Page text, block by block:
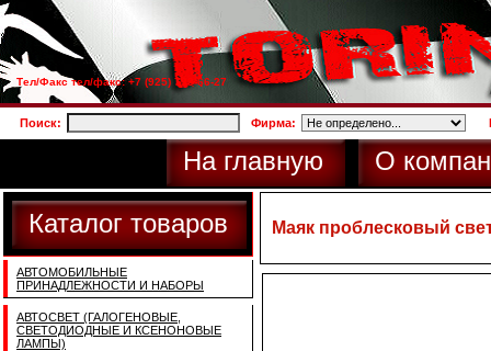
Тел/Факс тел/факс: +7 (925) 733-66-27
Поиск: Фирма:
На главную О
Каталог товаров
АВТОМОБИЛЬНЫЕ
ПРИНАДЛЕЖНОСТИ И НАБОРЫ
АВТОСВЕТ (ГАЛОГЕНОВЫЕ,
СВЕТОДИОДНЫЕ И КСЕНОНОВЫЕ
ЛАМПЫ)
Маяк проблесковый